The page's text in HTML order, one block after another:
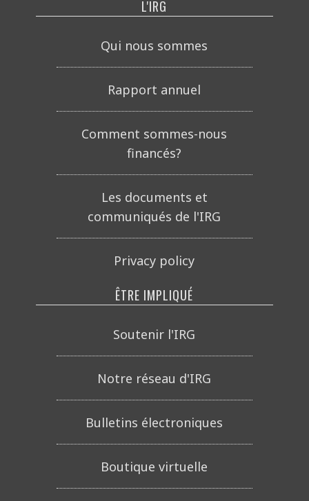
L'IRG
Qui nous sommes
Rapport annuel
Comment sommes-nous
financés?
Les documents et
communiqués de l'IRG
Privacy policy
ÊTRE IMPLIQUÉ
Soutenir l'IRG
Notre réseau d'IRG
Bulletins électroniques
Boutique virtuelle